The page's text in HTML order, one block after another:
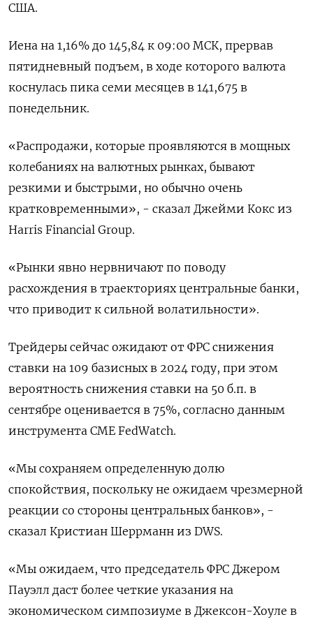
США.
Иена на 1,16%​ до 145,84 к 09:00 МСК, прервав
пятидневный подъем, в ходе которого валюта
коснулась пика семи месяцев в 141,675 в
понедельник.
«Распродажи, которые проявляются в мощных
колебаниях на валютных рынках, бывают
резкими и быстрыми, но обычно очень
кратковременными», - сказал Джейми Кокс из
Harris Financial Group.
«Рынки явно нервничают по поводу
расхождения в траекториях центральные банки,
что приводит к сильной волатильности».
Трейдеры сейчас ожидают от ФРС снижения
ставки на 109 базисных в 2024 году, при этом
вероятность снижения ставки на 50 б.п. в
сентябре оценивается в 75%, согласно данным
инструмента CME FedWatch.
«Мы сохраняем определенную долю
спокойствия, поскольку не ожидаем чрезмерной
реакции со стороны центральных банков», -
сказал Кристиан Шеррманн из DWS.
«Мы ожидаем, что председатель ФРС Джером
Пауэлл даст более четкие указания на
экономическом симпозиуме в Джексон-Хоуле в